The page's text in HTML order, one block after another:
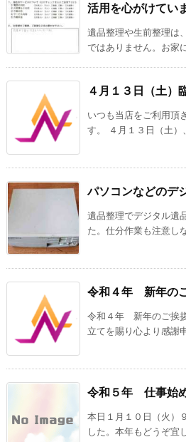
活用を心がけてい
遺品整理や生前整理は
ではありません。お家
４月１３日（土）
いつも当店をご利用頂
す。 ４月１３日（土）
パソコンなどのデ
遺品整理でデジタル遺
た。仕分作業も注意し
令和４年 新年の
令和４年 新年のご挨
立てを賜り心より感謝
令和５年 仕事始
本日１月１０日（火）
した。本年もどうぞ宜